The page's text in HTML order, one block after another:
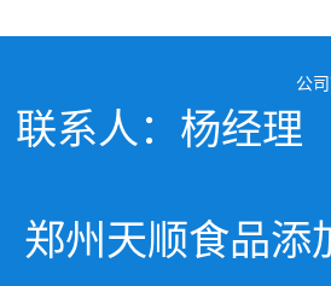
公
联系人：杨经理
郑州天顺食品添